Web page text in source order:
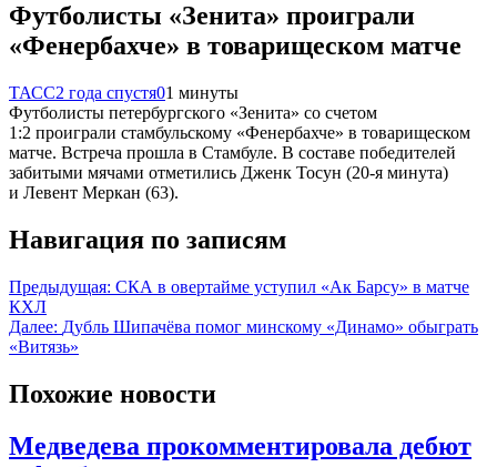
Футболисты «Зенита» проиграли
«Фенербахче» в товарищеском матче
ТАСС2 года спустя01 минуты
Футболисты петербургского «Зенита» со счетом
1:2 проиграли стамбульскому «Фенербахче» в товарищеском
матче. Встреча прошла в Стамбуле. В составе победителей
забитыми мячами отметились Дженк Тосун (20-я минута)
и Левент Меркан (63).
Навигация по записям
Предыдущая: СКА в овертайме уступил «Ак Барсу» в матче
КХЛ
Далее: Дубль Шипачёва помог минскому «Динамо» обыграть
«Витязь»
Похожие новости
Медведева прокомментировала дебют